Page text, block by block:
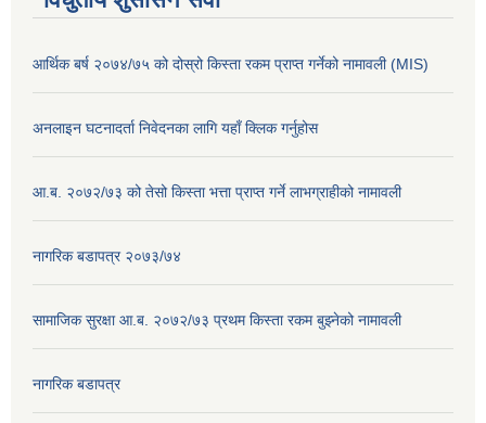
आर्थिक बर्ष २०७४/७५ को दोस्रो किस्ता रकम प्राप्त गर्नेको नामावली (MIS)
अनलाइन घटनादर्ता निवेदनका लागि यहाँ क्लिक गर्नुहोस
आ.ब. २०७२/७३ को तेसो किस्ता भत्ता प्राप्त गर्ने लाभग्राहीको नामावली
नागरिक बडापत्र २०७३/७४
सामाजिक सुरक्षा आ.ब. २०७२/७३ प्रथम किस्ता रकम बुझ्नेको नामावली
नागरिक बडापत्र